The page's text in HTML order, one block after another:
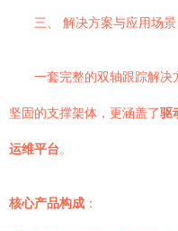
三、 解决方案与应用场景
一套完整的双轴跟踪解决
坚固的支撑架体，更涵盖了驱
运维平台。
核心产品构成 ：